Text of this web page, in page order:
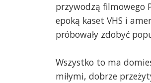
przywodzą filmowego
epoką kaset VHS i
próbowały zdobyć
Wszystko to ma
miłymi, dobrze